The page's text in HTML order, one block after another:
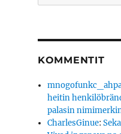
KOMMENTIT
heitin
palasin
CharlesGinue: